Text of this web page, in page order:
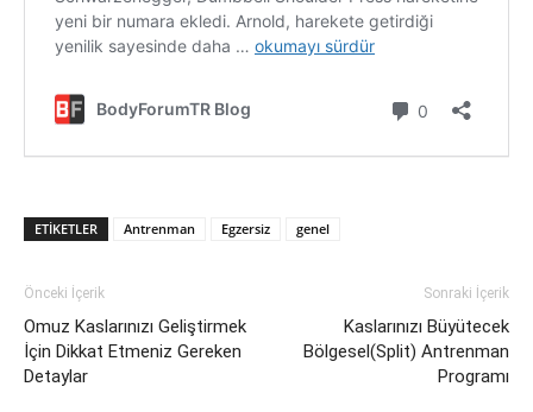
ETIKETLER Antrenman Egzersiz genel
Önceki İçerik
Omuz Kaslarınızı Geliştirmek
İçin Dikkat Etmeniz Gereken
Detaylar
Sonraki İçerik
Kaslarınızı Büyütecek
Bölgesel(Split) Antrenman
Programı